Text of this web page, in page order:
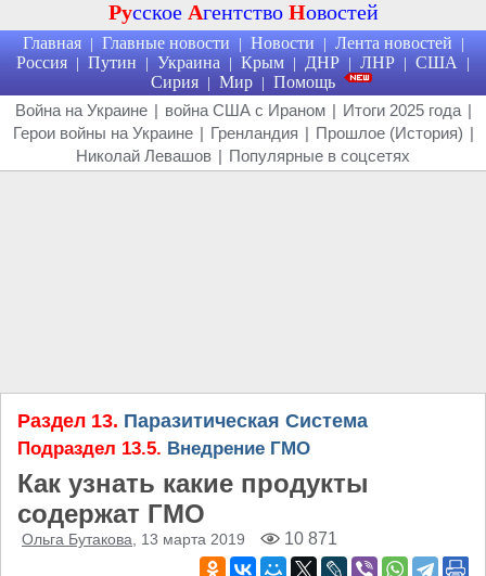
Русское Агентство Новостей
Главная | Главные новости | Новости | Лента новостей |
Россия | Путин | Украина | Крым | ДНР | ЛНР | США |
Сирия | Мир | Помощь
Война на Украине | война США с Ираном | Итоги 2025 года |
Герои войны на Украине | Гренландия | Прошлое (История) |
Николай Левашов | Популярные в соцсетях
Раздел 13. Паразитическая Система
Подраздел 13.5. Внедрение ГМО
Как узнать какие продукты
содержат ГМО
Ольга Бутакова , 13 марта 2019 10 871